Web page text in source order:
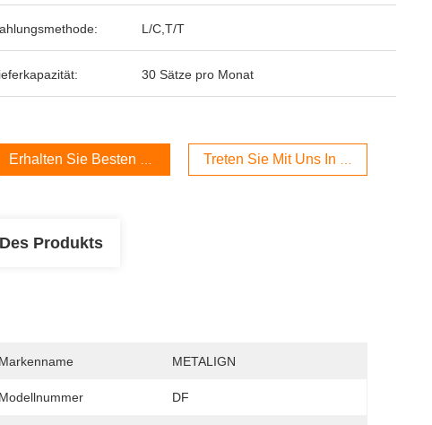
L/C,T/T
30 Sätze pro Monat
Erhalten Sie Besten Preis Treten Sie Mit Uns In Verbindung
Produkts
Markenname METALIGN
Modellnummer DF